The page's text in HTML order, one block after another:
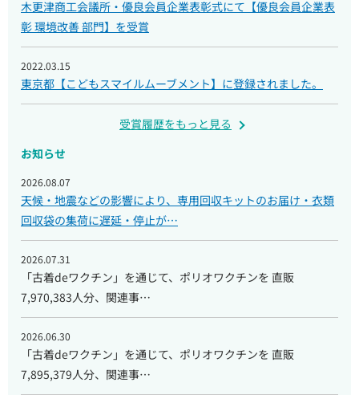
木更津商工会議所・優良会員企業表彰式にて【優良会員企業表
彰 環境改善 部門】を受賞
2022.03.15
東京都【こどもスマイルムーブメント】に登録されました。
受賞履歴をもっと見る
お知らせ
2026.08.07
天候・地震などの影響により、専用回収キットのお届け・衣類
回収袋の集荷に遅延・停止が…
2026.07.31
「古着deワクチン」を通じて、ポリオワクチンを 直販
7,970,383人分、関連事…
2026.06.30
「古着deワクチン」を通じて、ポリオワクチンを 直販
7,895,379人分、関連事…